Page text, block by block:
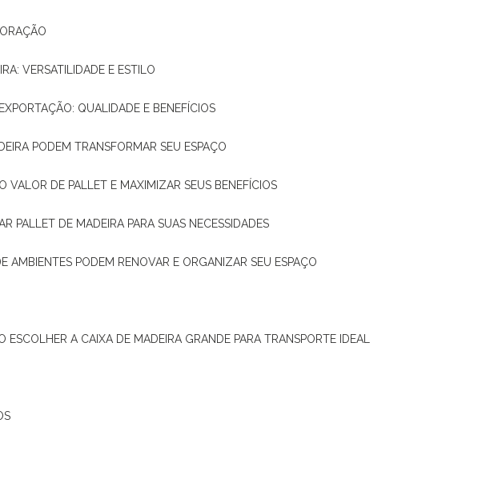
VERSATILIDADE E ESTILO
QUALIDADE E BENEFÍCIOS
PODEM TRANSFORMAR SEU ESPAÇO
VALOR DE PALLET E MAXIMIZAR SEUS BENEFÍCIOS
PALLET DE MADEIRA PARA SUAS NECESSIDADES
AMBIENTES PODEM RENOVAR E ORGANIZAR SEU ESPAÇO
ESCOLHER A CAIXA DE MADEIRA GRANDE PARA TRANSPORTE IDEAL